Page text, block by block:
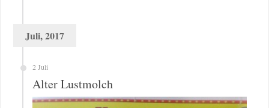
Juli, 2017
2 Juli
Alter Lustmolch